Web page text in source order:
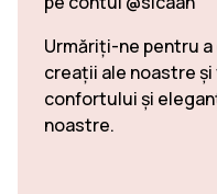
Urmăriți-ne pentru
creații ale noastre
confortului și
noastre.